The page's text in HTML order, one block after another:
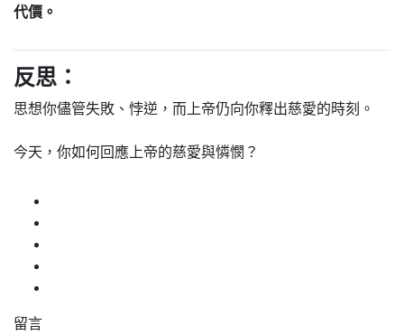
代價。
反思：
思想你儘管失敗、悖逆，而上帝仍向你釋出慈愛的時刻。
今天，你如何回應上帝的慈愛與憐憫？
留言